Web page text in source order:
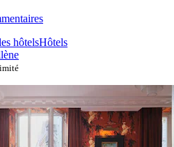
hôtelsHôtels